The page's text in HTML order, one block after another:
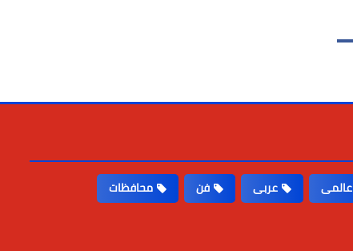
عالمى عربى فن
محافظات